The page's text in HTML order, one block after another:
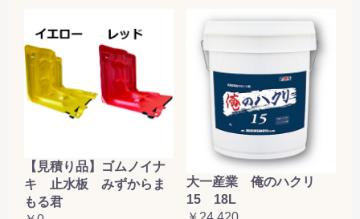
【見積り品】ゴムノイナ
キ 止水板 みずからま
もる君
大一産業 俺のハクリ
15 18L